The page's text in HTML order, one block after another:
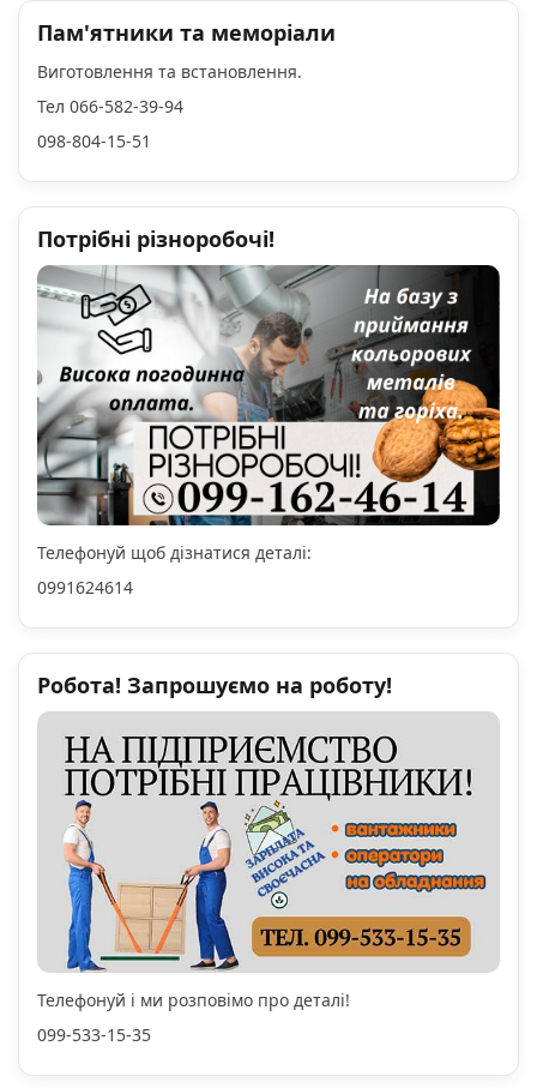
Пам'ятники та меморіали
Виготовлення та встановлення.
Тел 066-582-39-94
098-804-15-51
Потрібні різноробочі!
Телефонуй щоб дізнатися деталі:
0991624614
Робота! Запрошуємо на роботу!
Телефонуй і ми розповімо про деталі!
099-533-15-35